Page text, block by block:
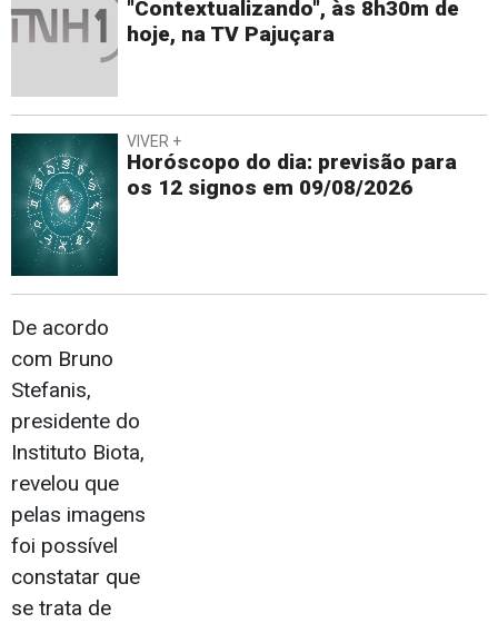
"Contextualizando", às 8h30m de
hoje, na TV Pajuçara
VIVER +
Horóscopo do dia: previsão para
os 12 signos em 09/08/2026
De acordo
com Bruno
Stefanis,
presidente do
Instituto Biota,
revelou que
pelas imagens
foi possível
constatar que
se trata de